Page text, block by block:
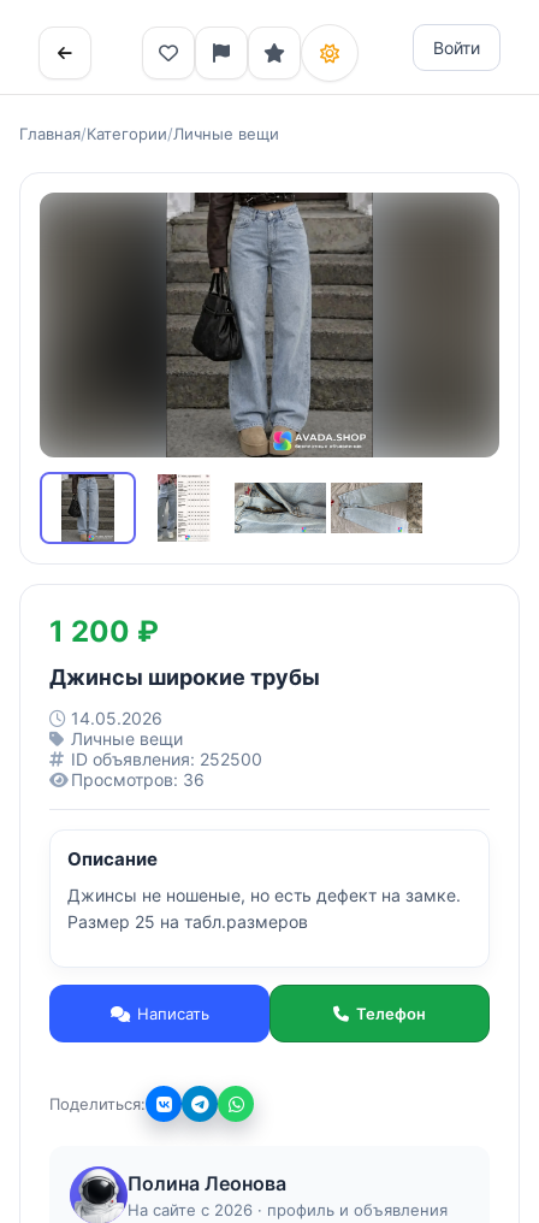
Войти
Главная/Категории/Личные вещи
1 200 ₽
Джинсы широкие трубы
14.05.2026
Личные вещи
ID объявления: 252500
Просмотров: 36
Описание
Джинсы не ношеные, но есть дефект на замке.
Размер 25 на табл.размеров
Написать Телефон
Поделиться:
Полина Леонова
На сайте с 2026 · профиль и объявления